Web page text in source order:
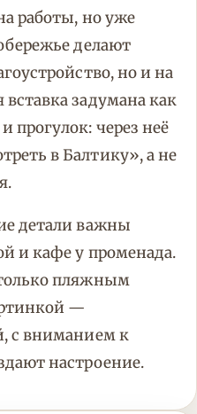
работы, но уже
делают
но и на
задумана как
прогулок: через неё
в Балтику», а не
детали важны
и кафе у променада.
пляжным
—
с вниманием к
настроение.